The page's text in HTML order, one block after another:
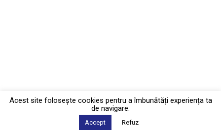
Acest site foloseşte cookies pentru a îmbunătăți experiența ta
de navigare.
Accept Refuz